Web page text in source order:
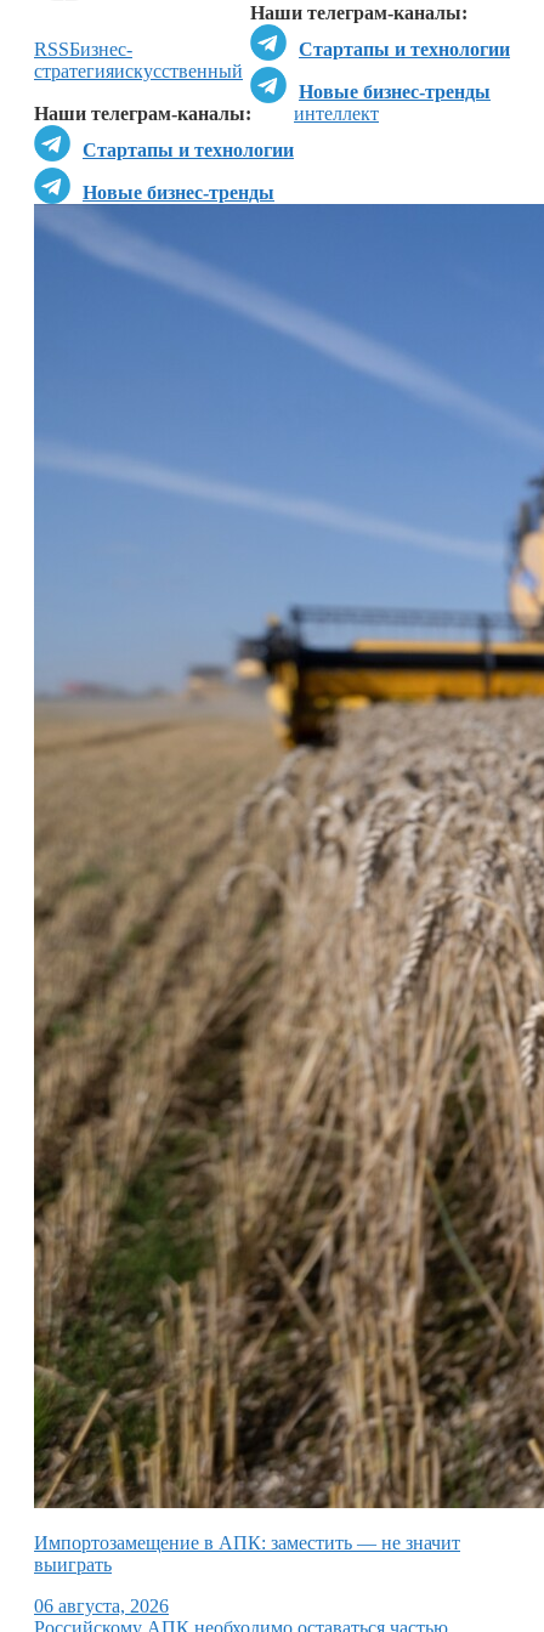
Наши телеграм-каналы:
Стартапы и технологии
Новые бизнес-тренды
Наши телеграм-каналы:
Стартапы и технологии
Новые бизнес-тренды
RSSБизнес-
стратегияискусственный
интеллект
Импортозамещение в АПК: заместить — не значит
выиграть
06 августа, 2026
Российскому АПК необходимо оставаться частью